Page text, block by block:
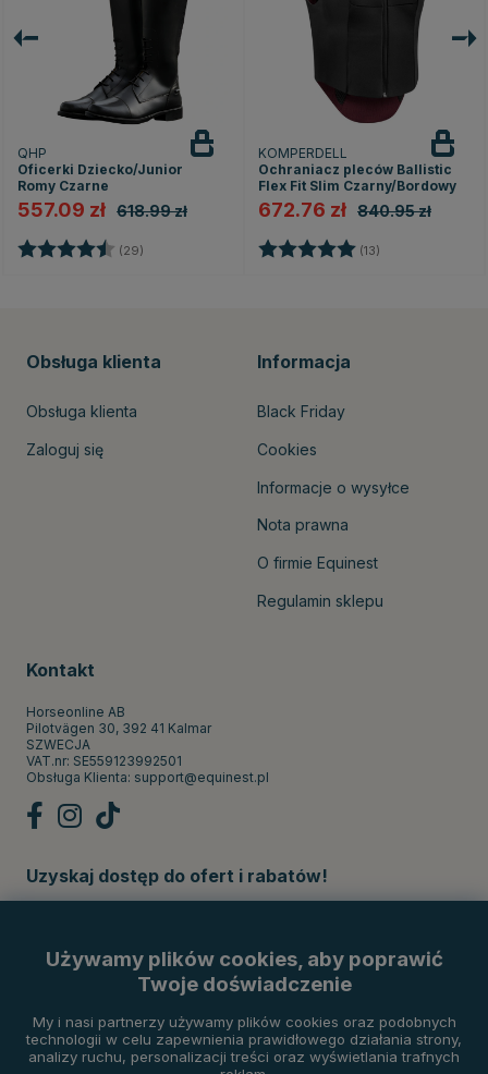
QHP
Oficerki Dziecko/Junior
Romy Czarne
557.09 zł 618.99 zł
Ocena: (29) 4.5 na 5 gwiazdek
KOMPERDELL
Ochraniacz pleców Ballistic
Flex Fit Slim Czarny/Bordowy
672.76 zł 840.95 zł
Ocena: (13)
Obsługa klienta
Obsługa klienta
Zaloguj się
Informacja
Black Friday
Cookies
Informacje o wysyłce
Nota prawna
O firmie Equinest
Regulamin sklepu
Kontakt
Horseonline AB
Pilotvägen 30, 392 41 Kalmar
SZWECJA
VAT.nr: SE559123992501
Obsługa Klienta: support@equinest.pl
Uzyskaj dostęp do ofert i rabatów!
Używamy plików cookies, aby poprawić
Twoje doświadczenie
My i nasi partnerzy używamy plików cookies oraz podobnych
technologii w celu zapewnienia prawidłowego działania strony,
analizy ruchu, personalizacji treści oraz wyświetlania trafnych